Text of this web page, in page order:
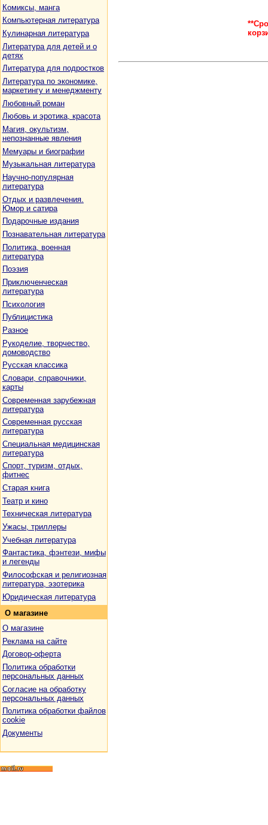
Комиксы, манга
Компьютерная литература
Кулинарная литература
Литература для детей и о
детях
Литература для подростков
Литература по экономике,
маркетингу и менеджменту
Любовный роман
Любовь и эротика, красота
Магия, окультизм,
непознанные явления
Мемуары и биографии
Музыкальная литература
Научно-популярная
литература
Отдых и развлечения.
Юмор и сатира
Подарочные издания
Познавательная литература
Политика, военная
литература
Поэзия
Приключенческая
литература
Психология
Публицистика
Разное
Рукоделие, творчество,
домоводство
Русская классика
Словари, справочники,
карты
Современная зарубежная
литература
Современная русская
литература
Специальная медицинская
литература
Спорт, туризм, отдых,
фитнес
Старая книга
Театр и кино
Техническая литература
Ужасы, триллеры
Учебная литература
Фантастика, фэнтези, мифы
и легенды
Философская и религиозная
литература, эзотерика
Юридическая литература
О магазине
О магазине
Реклама на сайте
Договор-оферта
Политика обработки
персональных данных
Согласие на обработку
персональных данных
Политика обработки файлов
cookie
Документы